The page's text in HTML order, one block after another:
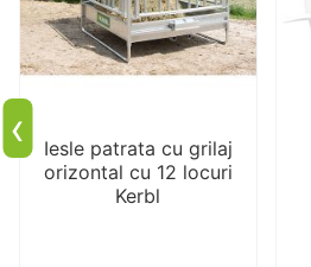
Iesle patrata cu grilaj
orizontal cu 12 locuri
Kerbl
‹